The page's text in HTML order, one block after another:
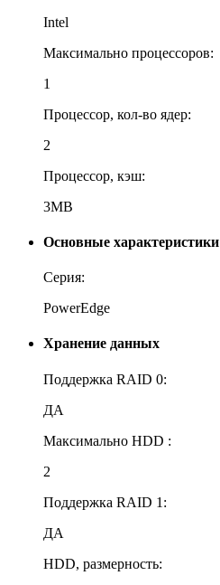
Intel
Максимально процессоров:
1
Процессор, кол-во ядер:
2
Процессор, кэш:
3MB
Основные характеристики
Серия:
PowerEdge
Хранение данных
Поддержка RAID 0:
ДА
Максимально HDD :
2
Поддержка RAID 1:
ДА
HDD, размерность: